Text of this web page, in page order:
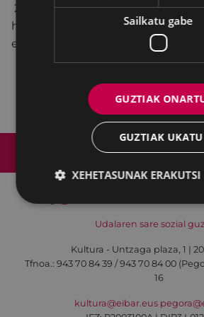
20:15 - 23:00.-DJ Angel-en
hamarkadetako abestiak
eta helduentzat. Animatu eta
Irisgarritasuna
Udalaren sare sozial
Kultura - Untzaga plaza, 1 |
Tfnoa.: 943 70 84 39 / 943 70 84 00
16
kultura@eibar.eus
Sailkatu gabe
GUZTIAK
GUZTIAK UKATU
XEHETASUNAK ERAKUTSI